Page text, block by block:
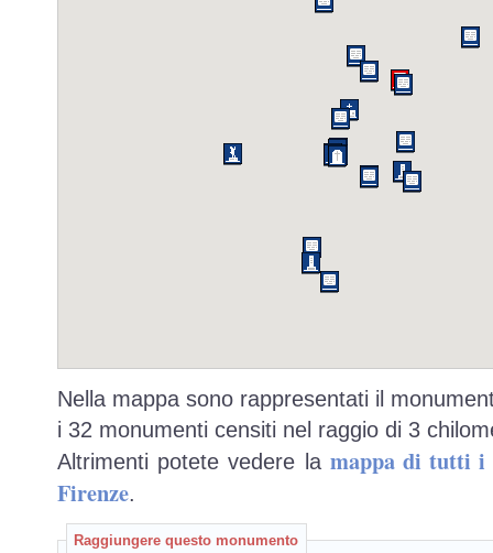
Nella mappa sono rappresentati il
i 32 monumenti censiti nel raggio di 3
Altrimenti potete vedere la mappa di tutti i
Firenze.
Raggiungere questo monumento